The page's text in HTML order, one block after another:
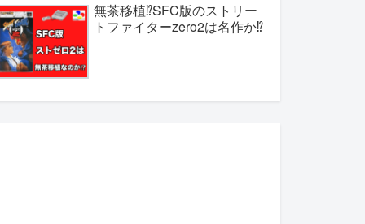
無茶移植⁉︎SFC版のストリー
トファイターzero2は名作か⁉︎